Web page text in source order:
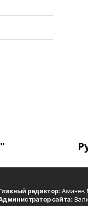
редактор: Аминев
сайта: